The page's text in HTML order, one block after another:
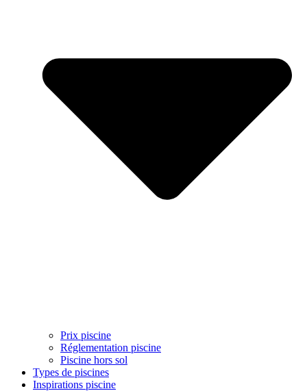
Prix piscine
Réglementation piscine
Piscine hors sol
Types de piscines
Inspirations piscine